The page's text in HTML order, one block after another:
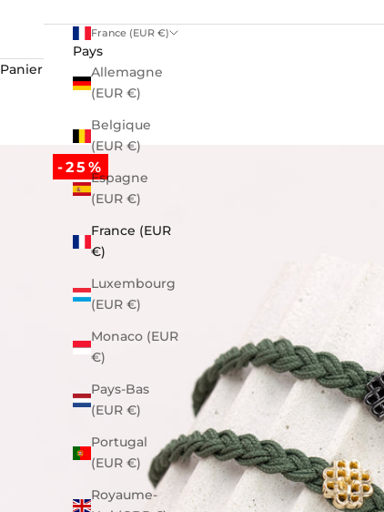
France (EUR €)
Pays
Allemagne
(EUR €)
Belgique
(EUR €)
Espagne
(EUR €)
France (EUR
€)
Luxembourg
(EUR €)
Monaco (EUR
€)
Pays-Bas
(EUR €)
Portugal
(EUR €)
Royaume-
Panier
-25%